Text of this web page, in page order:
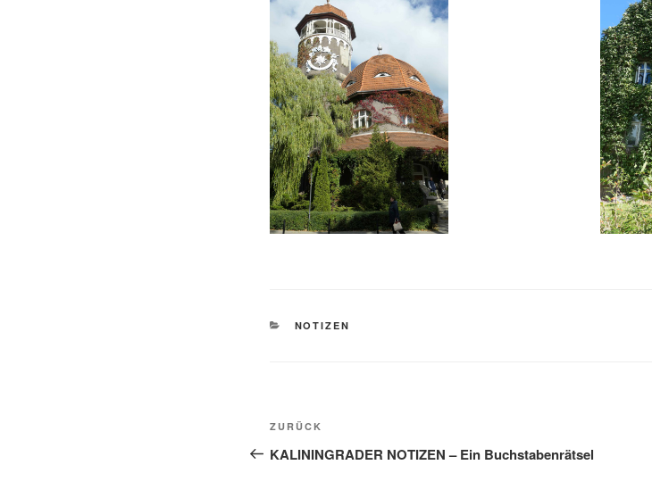
KATEGORIEN
NOTIZEN
Beitragsnavigation
Vorheriger
Beitrag
ZURÜCK
KALININGRADER NOTIZEN – Ein Buchstabenrätsel